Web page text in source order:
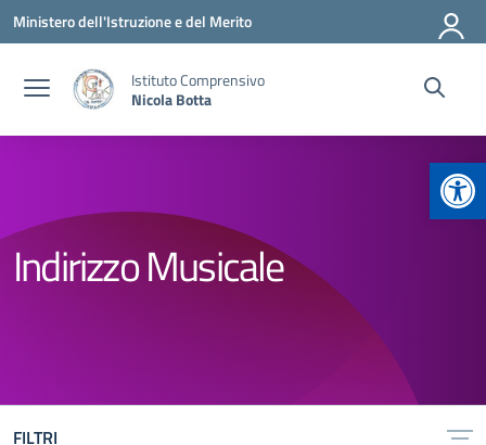
Vai ai contenuti
Vai al menu di navigazione
Vai al footer
Ministero dell'Istruzione e del Merito
Istituto Comprensivo
Nicola Botta
Indirizzo Musicale
FILTRI